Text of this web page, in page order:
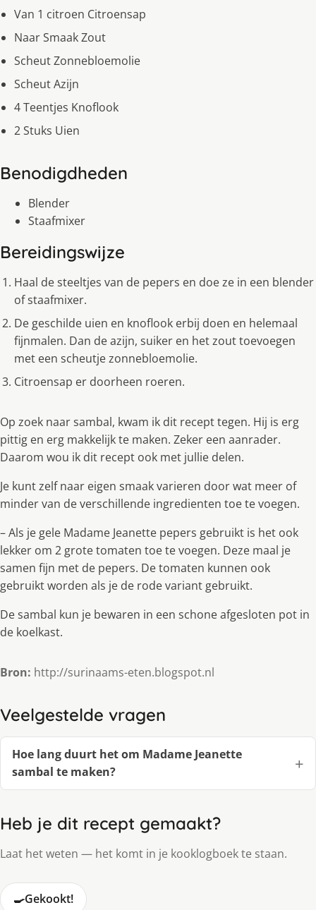
Van 1 citroen Citroensap
Naar Smaak Zout
Scheut Zonnebloemolie
Scheut Azijn
4 Teentjes Knoflook
2 Stuks Uien
Benodigdheden
Blender
Staafmixer
Bereidingswijze
Haal de steeltjes van de pepers en doe ze in een blender
of staafmixer.
De geschilde uien en knoflook erbij doen en helemaal
fijnmalen. Dan de azijn, suiker en het zout toevoegen
met een scheutje zonnebloemolie.
Citroensap er doorheen roeren.
Op zoek naar sambal, kwam ik dit recept tegen. Hij is erg
pittig en erg makkelijk te maken. Zeker een aanrader.
Daarom wou ik dit recept ook met jullie delen.
Je kunt zelf naar eigen smaak varieren door wat meer of
minder van de verschillende ingredienten toe te voegen.
– Als je gele Madame Jeanette pepers gebruikt is het ook
lekker om 2 grote tomaten toe te voegen. Deze maal je
samen fijn met de pepers. De tomaten kunnen ook
gebruikt worden als je de rode variant gebruikt.
De sambal kun je bewaren in een schone afgesloten pot in
de koelkast.
Bron: http://surinaams-eten.blogspot.nl
Veelgestelde vragen
Hoe lang duurt het om Madame Jeanette
sambal te maken?
Heb je dit recept gemaakt?
Laat het weten — het komt in je kooklogboek te staan.
🍳Gekookt!